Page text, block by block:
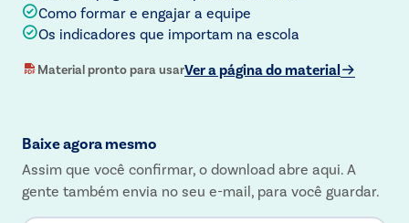
Como formar e engajar a equipe
Os indicadores que importam na escola
Material pronto para usarVer a página do material
Baixe agora mesmo
Assim que você confirmar, o download abre aqui. A
gente também envia no seu e-mail, para você guardar.